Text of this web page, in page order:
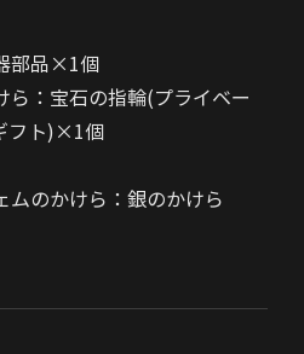
部品×1個
ら：宝石の指輪(プライベー
フト)×1個
ムのかけら：銀のかけら